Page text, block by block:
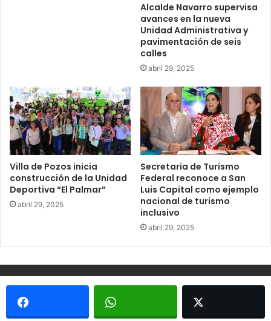
Alcalde Navarro supervisa
avances en la nueva
Unidad Administrativa y
pavimentación de seis
calles
abril 29, 2025
Villa de Pozos inicia
construcción de la Unidad
Deportiva “El Palmar”
abril 29, 2025
Secretaria de Turismo
Federal reconoce a San
Luis Capital como ejemplo
nacional de turismo
inclusivo
abril 29, 2025
© Copyright 2026, Todos los derechos reservados - Metrópoli
San Luis 2013 |